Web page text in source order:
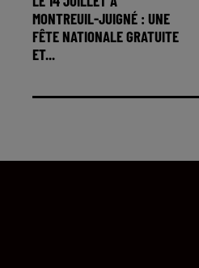
MONTREUIL-JUIGNÉ : UNE
FÊTE NATIONALE GRATUITE
ET...